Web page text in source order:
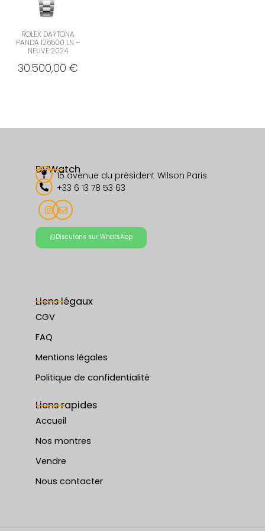
ROLEX DAYTONA
PANDA 126500 LN –
NEUVE 2024
30.500,00€
DVWatch15 avenue du président Wilson Paris
+33 6 13 78 53 63
Discutons sur WhatsApp
Liens légaux
CGV
FAQ
Mentions légales
Politique de confidentialité
Liens rapides
Accueil
Nos montres
Vendre
Nous contacter